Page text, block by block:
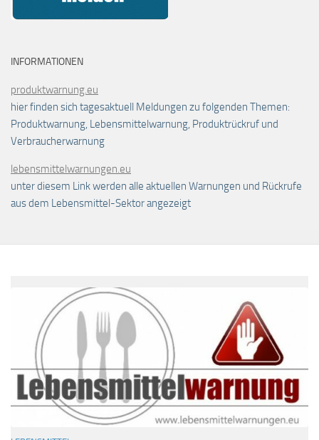
INFORMATIONEN
produktwarnung.eu
hier finden sich tagesaktuell Meldungen zu folgenden Themen:
Produktwarnung, Lebensmittelwarnung, Produktrückruf und
Verbraucherwarnung
lebensmittelwarnungen.eu
unter diesem Link werden alle aktuellen Warnungen und Rückrufe
aus dem Lebensmittel-Sektor angezeigt